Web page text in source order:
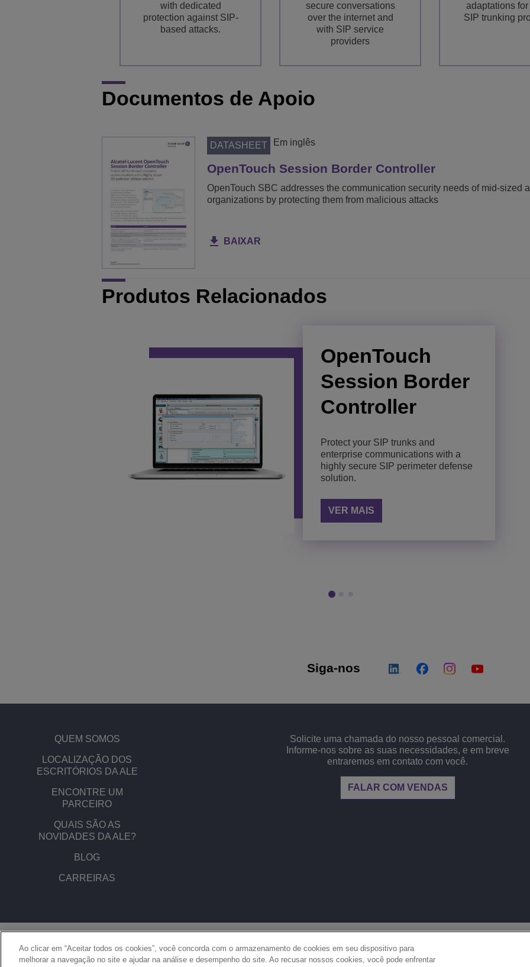
with dedicated
protection against SIP-
based attacks.
secure conversations
over the internet and
with SIP service
providers
adaptations
SIP trunking
Documentos de Apoio
DATASHEET Em inglês
OpenTouch Session Border Controller
OpenTouch SBC addresses the communication security needs of mid-sized
organizations by protecting them from malicious attacks
BAIXAR
Produtos Relacionados
OpenTouch
Session Border
Controller
Protect your SIP trunks and
enterprise communications with a
highly secure SIP perimeter defense
solution.
VER MAIS
Unified
Management
Center
Easy configuration for your next
generation communications solution.
OmniVista 8770
Network
Management
A single management interface
providing a unified view of
next-generation devices and
Siga-nos
QUEM SOMOS
​​LOCALIZAÇÃO DOS
ESCRITÓRIOS DA ALE
ENCONTRE UM
PARCEIRO
QUAIS SÃO AS
NOVIDADES DA ALE?
BLOG
CARREIRAS
Solicite uma chamada do nosso pessoal comercial.
Informe-nos sobre as suas necessidades, e em breve
entraremos em contato com você.
FALAR COM VENDAS
todos os países.
DEFINIÇÕES DE COOKIES
Ao clicar em “Aceitar todos os cookies”, você concorda com o armazenamento de cookies em seu dispositivo para
melhorar a navegação no site e ajudar na análise e desempenho do site. Ao recusar nossos cookies, você pode enfrentar